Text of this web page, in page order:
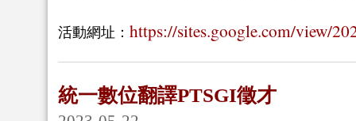
活動網址： https://sites.google.com/view/
統一數位翻譯PTSGI徵才